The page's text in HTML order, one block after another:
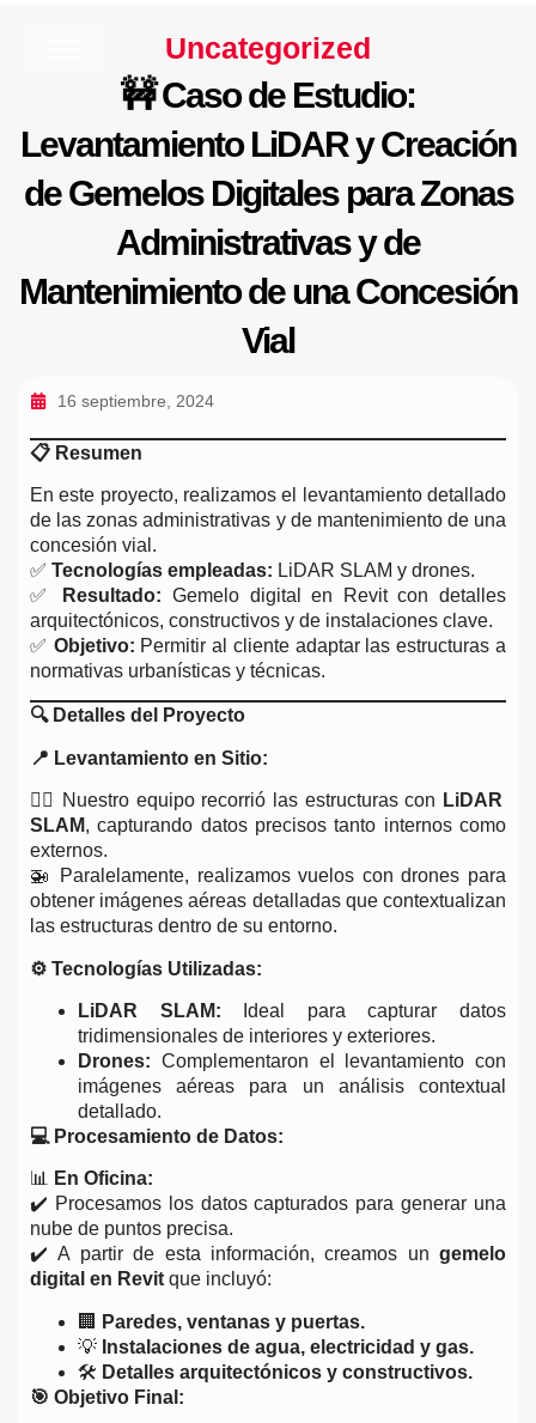
Uncategorized
🚧 Caso de Estudio:
Levantamiento LiDAR y Creación
de Gemelos Digitales para Zonas
Administrativas y de
Mantenimiento de una Concesión
Vial
16 septiembre, 2024
📋 Resumen
En este proyecto, realizamos el levantamiento detallado
de las zonas administrativas y de mantenimiento de una
concesión vial.
✅ Tecnologías empleadas: LiDAR SLAM y drones.
✅
Resultado: Gemelo digital en Revit con detalles
arquitectónicos, constructivos y de instalaciones clave.
✅ Objetivo: Permitir al cliente adaptar las estructuras a
normativas urbanísticas y técnicas.
🔍Detalles del Proyecto
📍 Levantamiento en Sitio:
👷‍♂️ Nuestro equipo recorrió las estructuras con LiDAR
SLAM, capturando datos precisos tanto internos como
externos.
🚁 Paralelamente, realizamos vuelos con drones para
obtener imágenes aéreas detalladas que contextualizan
las estructuras dentro de su entorno.
⚙️ Tecnologías Utilizadas:
LiDAR SLAM: Ideal para capturar datos
tridimensionales de interiores y exteriores.
Drones: Complementaron el levantamiento con
imágenes aéreas para un análisis contextual
detallado.
💻 Procesamiento de Datos:
📊
En Oficina:
✔️ Procesamos los datos capturados para generar una
nube de puntos precisa.
✔️ A partir de esta información, creamos un gemelo
digital en Revit que incluyó:
🏢
Paredes, ventanas y puertas.
💡 Instalaciones de agua, electricidad y gas.
🛠️ Detalles arquitectónicos y constructivos.
🎯 Objetivo Final: